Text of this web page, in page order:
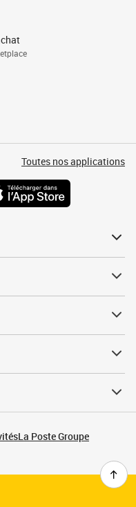
Toutes nos applications
La Poste Groupe